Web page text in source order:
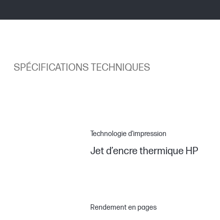
SPÉCIFICATIONS TECHNIQUES
Technologie d’impression
Jet d’encre thermique HP
Rendement en pages